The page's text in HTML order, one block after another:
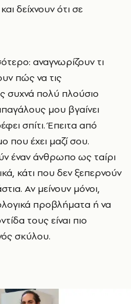
δείχνουν ότι σε
αναγνωρίζουν τι
πώς να τις
συχνά πολύ πλούσιο
μου βγαίνει
σπίτι. Έπειτα από
που έχει μαζί σου.
έναν άνθρωπο ως ταίρι
κάτι που δεν ξεπερνούν
Αν μείνουν μόνοι,
προβλήματα ή να
τους είναι πιο
σκύλου.